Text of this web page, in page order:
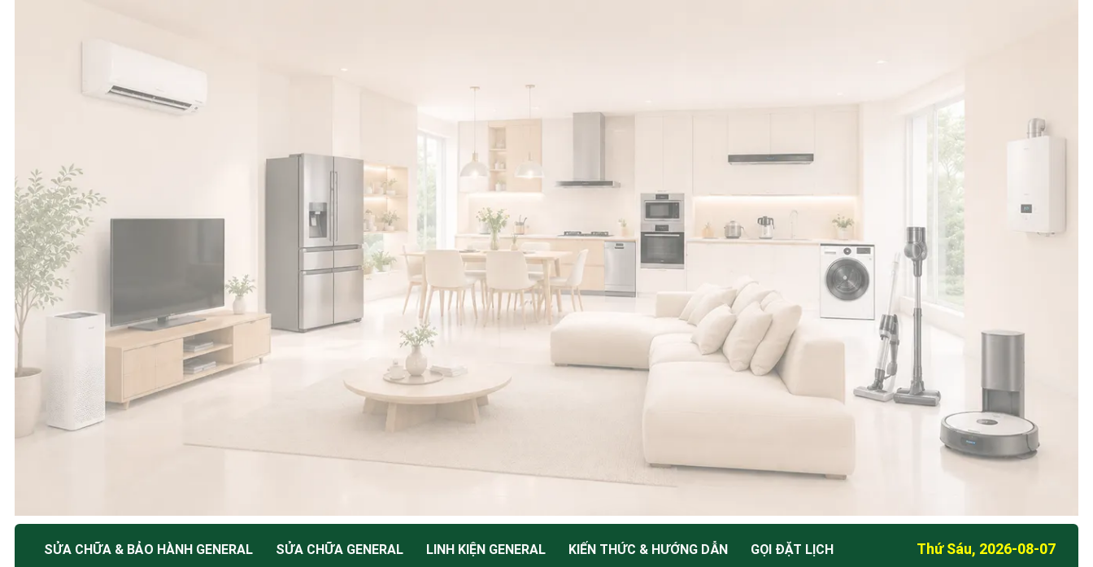
TRUNG TÂM BẢO HÀNH ĐIỆN MÁY HÀ NỘI
SỬA CHỮA & BẢO HÀNH GENERAL SỬA CHỮA GENERAL LINH KIỆN GENERAL KIẾN THỨC & HƯỚNG DẪN GỌI ĐẶT LỊCH Thứ Sáu, 2026-08-07